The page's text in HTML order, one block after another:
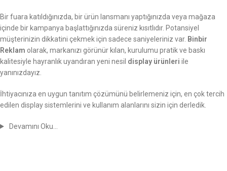
Bir fuara katıldığınızda, bir ürün lansmanı yaptığınızda veya mağaza
içinde bir kampanya başlattığınızda süreniz kısıtlıdır. Potansiyel
müşterinizin dikkatini çekmek için sadece saniyeleriniz var. Binbir
Reklam olarak, markanızı görünür kılan, kurulumu pratik ve baskı
kalitesiyle hayranlık uyandıran yeni nesil display ürünleri ile
yanınızdayız.
İhtiyacınıza en uygun tanıtım çözümünü belirlemeniz için, en çok tercih
edilen display sistemlerini ve kullanım alanlarını sizin için derledik.
Devamını Oku…